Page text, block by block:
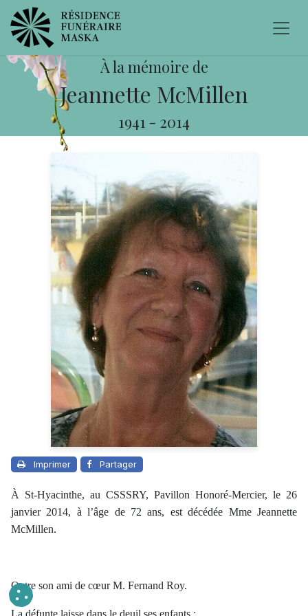
À la mémoire de
Jeannette McMillen
1941 - 2014
Imprimer Partager
À St-Hyacinthe, au CSSSRY, Pavillon Honoré-Mercier, le 26
janvier 2014, à l’âge de 72 ans, est décédée Mme Jeannette
McMillen.
Outre son ami de cœur M. Fernand Roy.